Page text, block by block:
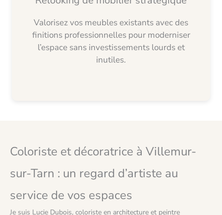
Valorisez vos meubles existants avec des
finitions professionnelles pour moderniser
l’espace sans investissements lourds et
inutiles.
Coloriste et décoratrice à Villemur-
sur-Tarn : un regard d’artiste au
service de vos espaces
Je suis Lucie Dubois, coloriste en architecture et peintre